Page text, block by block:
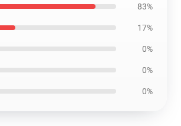
83%
17%
0%
0%
0%